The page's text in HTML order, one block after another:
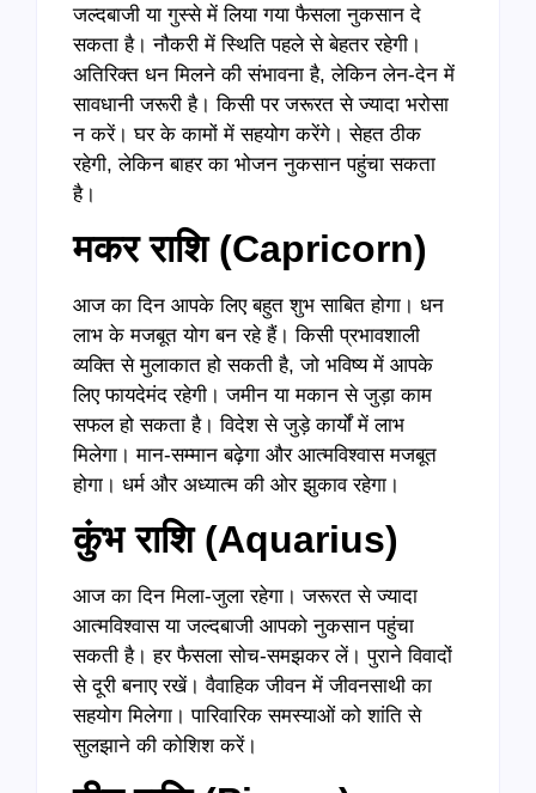
जल्दबाजी या गुस्से में लिया गया फैसला नुकसान दे
सकता है। नौकरी में स्थिति पहले से बेहतर रहेगी।
अतिरिक्त धन मिलने की संभावना है, लेकिन लेन-देन में
सावधानी जरूरी है। किसी पर जरूरत से ज्यादा भरोसा
न करें। घर के कामों में सहयोग करेंगे। सेहत ठीक
रहेगी, लेकिन बाहर का भोजन नुकसान पहुंचा सकता
है।
मकर राशि (Capricorn)
आज का दिन आपके लिए बहुत शुभ साबित होगा। धन
लाभ के मजबूत योग बन रहे हैं। किसी प्रभावशाली
व्यक्ति से मुलाकात हो सकती है, जो भविष्य में आपके
लिए फायदेमंद रहेगी। जमीन या मकान से जुड़ा काम
सफल हो सकता है। विदेश से जुड़े कार्यों में लाभ
मिलेगा। मान-सम्मान बढ़ेगा और आत्मविश्वास मजबूत
होगा। धर्म और अध्यात्म की ओर झुकाव रहेगा।
कुंभ राशि (Aquarius)
आज का दिन मिला-जुला रहेगा। जरूरत से ज्यादा
आत्मविश्वास या जल्दबाजी आपको नुकसान पहुंचा
सकती है। हर फैसला सोच-समझकर लें। पुराने विवादों
से दूरी बनाए रखें। वैवाहिक जीवन में जीवनसाथी का
सहयोग मिलेगा। पारिवारिक समस्याओं को शांति से
सुलझाने की कोशिश करें।